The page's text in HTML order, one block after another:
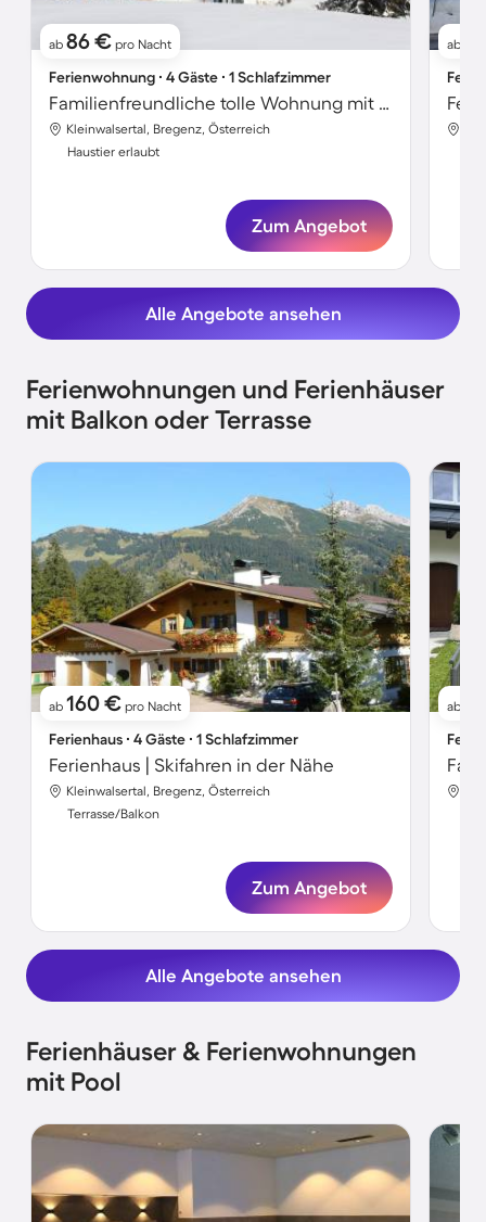
ab 86 € pro Nacht
Ferienwohnung ∙ 4 Gäste ∙ 1 Schlafzimmer
Familienfreundliche tolle Wohnung mit Sauna und Garten | Nah am Skifahren | Haustiere erlaubt
Kleinwalsertal, Bregenz, Österreich
Haustier erlaubt
Zum Angebot
ab
Alle Angebote ansehen
Ferienwohnungen und Ferienhäuser
mit Balkon oder Terrasse
ab 160 € pro Nacht
Ferienhaus ∙ 4 Gäste ∙ 1 Schlafzimmer
Ferienhaus | Skifahren in der Nähe
Kleinwalsertal, Bregenz, Österreich
Terrasse/Balkon
Zum Angebot
ab
Alle Angebote ansehen
Ferienhäuser & Ferienwohnungen
mit Pool